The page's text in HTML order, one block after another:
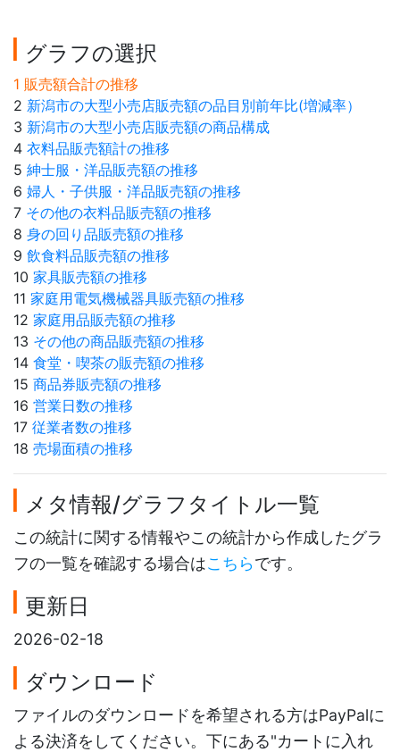
グラフの選択
1 販売額合計の推移
2 新潟市の大型小売店販売額の品目別前年比(増減率）
3 新潟市の大型小売店販売額の商品構成
4 衣料品販売額計の推移
5 紳士服・洋品販売額の推移
6 婦人・子供服・洋品販売額の推移
7 その他の衣料品販売額の推移
8 身の回り品販売額の推移
9 飲食料品販売額の推移
10 家具販売額の推移
11 家庭用電気機械器具販売額の推移
12 家庭用品販売額の推移
13 その他の商品販売額の推移
14 食堂・喫茶の販売額の推移
15 商品券販売額の推移
16 営業日数の推移
17 従業者数の推移
18 売場面積の推移
メタ情報/グラフタイトル一覧
この統計に関する情報やこの統計から作成したグラ
フの一覧を確認する場合はこちらです。
更新日
2026-02-18
ダウンロード
ファイルのダウンロードを希望される方はPayPalに
よる決済をしてください。下にある"カートに入れ